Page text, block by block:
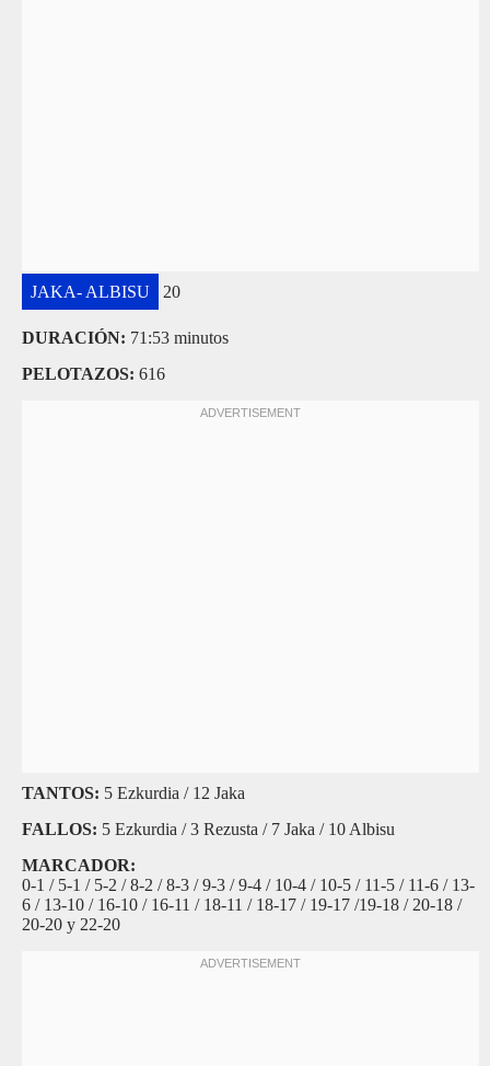
JAKA- ALBISU 20
DURACIÓN: 71:53 minutos
PELOTAZOS: 616
TANTOS: 5 Ezkurdia / 12 Jaka
FALLOS: 5 Ezkurdia / 3 Rezusta / 7 Jaka / 10 Albisu
MARCADOR:
0-1 / 5-1 / 5-2 / 8-2 / 8-3 / 9-3 / 9-4 / 10-4 / 10-5 / 11-5 / 11-6 / 13-
6 / 13-10 / 16-10 / 16-11 / 18-11 / 18-17 / 19-17 /19-18 / 20-18 /
20-20 y 22-20